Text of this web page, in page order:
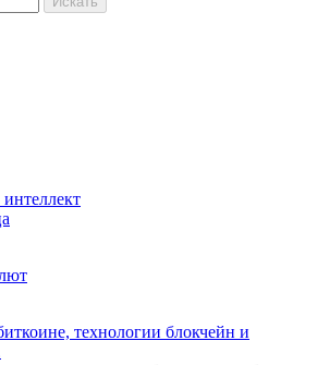
технологии блокчейн и